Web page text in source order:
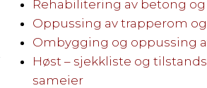
Rehabilitering av betong
Oppussing av trapperom
Ombygging og oppussing
Høst – sjekkliste og
sameier